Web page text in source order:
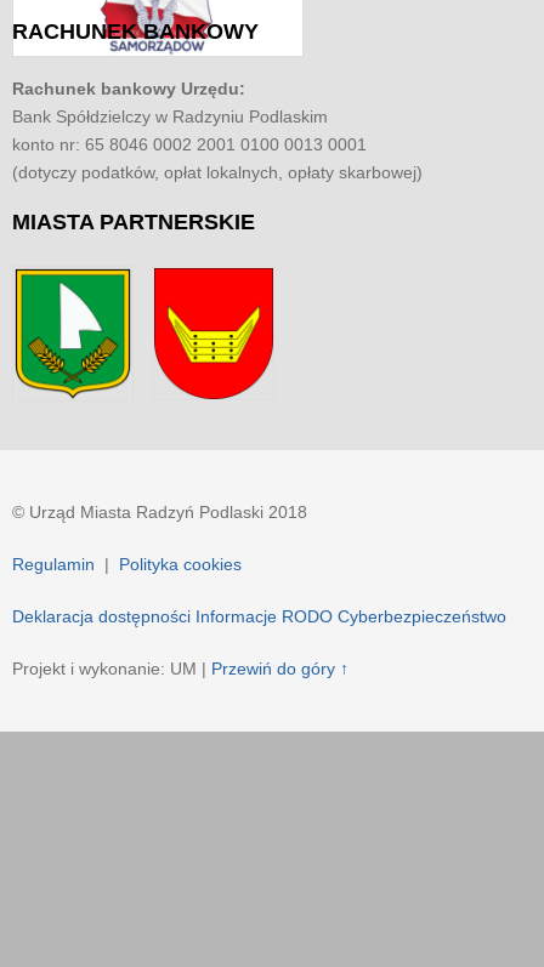
RACHUNEKBANKOWY
Rachunek bankowy Urzędu:
Bank Spółdzielczy w Radzyniu Podlaskim
konto nr: 65 8046 0002 2001 0100 0013 0001
(dotyczy podatków, opłat lokalnych, opłaty skarbowej)
MIASTA PARTNERSKIE
© Urząd Miasta Radzyń Podlaski 2018
Regulamin | Polityka cookies
Deklaracja dostępności Informacje RODO Cyberbezpieczeństwo
Projekt i wykonanie: UM | Przewiń do góry ↑